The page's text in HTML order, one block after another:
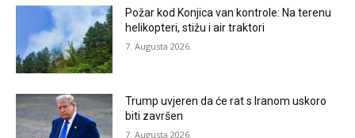
Požar kod Konjica van kontrole: Na terenu
helikopteri, stižu i air traktori
7. Augusta 2026.
Trump uvjeren da će rat s Iranom uskoro
biti završen
7. Augusta 2026.